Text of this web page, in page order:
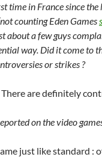
time in France since the
counting Eden Games
about a few guys
way. Did it come to
or strikes ?
are definitely
on the video
just like standard :